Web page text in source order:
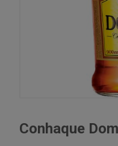
Conhaque